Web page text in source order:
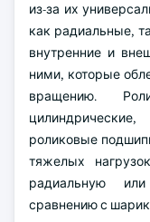
из-за их
как радиальные,
внутренние и
ними, которые
вращению.
роликовые
тяжелых
радиальную
сравнению с